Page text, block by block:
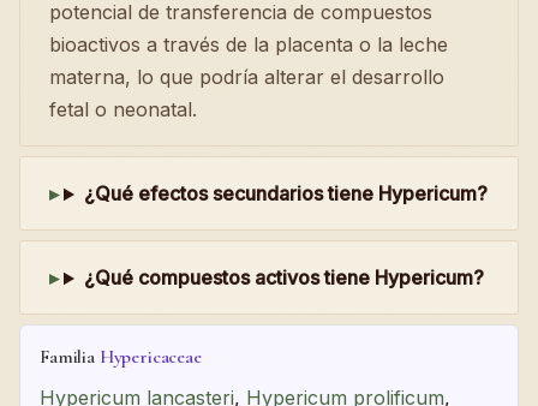
potencial de transferencia de compuestos
bioactivos a través de la placenta o la leche
materna, lo que podría alterar el desarrollo
fetal o neonatal.
¿Qué efectos secundarios tiene Hypericum?
¿Qué compuestos activos tiene Hypericum?
Familia Hypericaceae
Hypericum lancasteri, Hypericum prolificum,